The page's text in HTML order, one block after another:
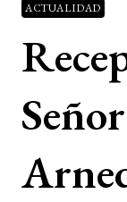
ACTUALIDAD